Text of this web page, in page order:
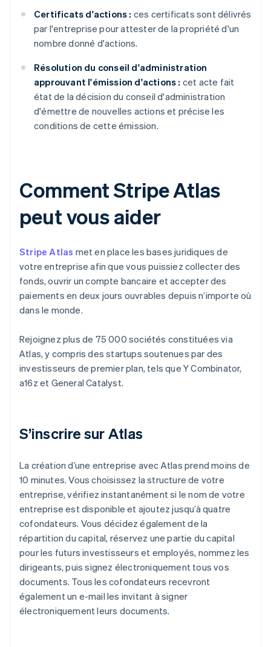
Certificats d'actions : ces certificats sont délivrés
par l'entreprise pour attester de la propriété d'un
nombre donné d'actions.
Résolution du conseil d'administration
approuvant l'émission d'actions : cet acte fait
état de la décision du conseil d'administration
d'émettre de nouvelles actions et précise les
conditions de cette émission.
Comment Stripe Atlas
peut vous aider
Stripe Atlas met en place les bases juridiques de
votre entreprise afin que vous puissiez collecter des
fonds, ouvrir un compte bancaire et accepter des
paiements en deux jours ouvrables depuis n’importe où
dans le monde.
Rejoignez plus de 75 000 sociétés constituées via
Atlas, y compris des startups soutenues par des
investisseurs de premier plan, tels que Y Combinator,
a16z et General Catalyst.
S’inscrire sur Atlas
La création d’une entreprise avec Atlas prend moins de
10 minutes. Vous choisissez la structure de votre
entreprise, vérifiez instantanément si le nom de votre
entreprise est disponible et ajoutez jusqu’à quatre
cofondateurs. Vous décidez également de la
répartition du capital, réservez une partie du capital
pour les futurs investisseurs et employés, nommez les
dirigeants, puis signez électroniquement tous vos
documents. Tous les cofondateurs recevront
également un e-mail les invitant à signer
électroniquement leurs documents.